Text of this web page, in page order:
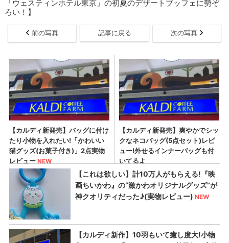
「ウェスティンホテル東京」の初夏のデザートブッフェに勢ぞ
ろい！】
前の写真 記事に戻る 次の写真